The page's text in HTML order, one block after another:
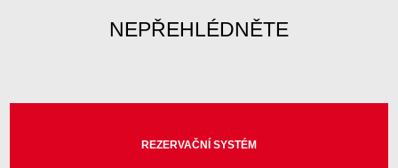
NEPŘEHLÉDNĚTE
REZERVAČNÍ SYSTÉM